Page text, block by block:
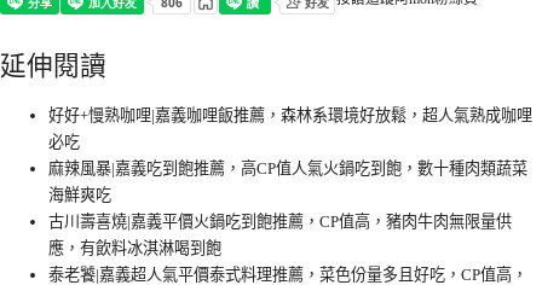
延伸閱讀
好好+慢熟咖哩|嘉義咖哩飯推薦，森林系環境好放鬆，超人氣熟成咖哩
必吃
麻辣風暴|嘉義吃到飽推薦，高CP值人氣火鍋吃到飽，數十種肉類蔬菜
海鮮爽吃
古川壽喜燒|嘉義平價火鍋吃到飽推薦，CP值高，豬肉牛肉無限量供
應，有飲料冰淇淋喝到飽
泰老饕|嘉義超人氣平價泰式料理推薦，菜色份量多且好吃，CP值高，